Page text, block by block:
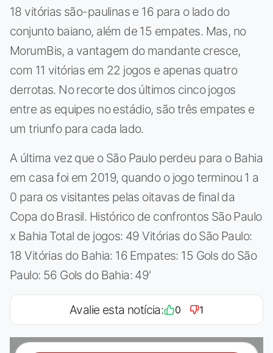
18 vitórias são-paulinas e 16 para o lado do
conjunto baiano, além de 15 empates. Mas, no
MorumBis, a vantagem do mandante cresce,
com 11 vitórias em 22 jogos e apenas quatro
derrotas. No recorte dos últimos cinco jogos
entre as equipes no estádio, são três empates e
um triunfo para cada lado.
A última vez que o São Paulo perdeu para o Bahia
em casa foi em 2019, quando o jogo terminou 1 a
0 para os visitantes pelas oitavas de final da
Copa do Brasil. Histórico de confrontos São Paulo
x Bahia Total de jogos: 49 Vitórias do São Paulo:
18 Vitórias do Bahia: 16 Empates: 15 Gols do São
Paulo: 56 Gols do Bahia: 49'
Avalie esta notícia: 0 1